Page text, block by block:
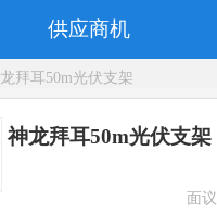
供应商机
拜耳50m光伏支架
神龙拜耳50m光伏支架
面议